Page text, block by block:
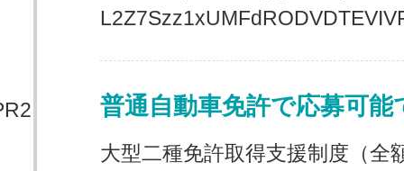
普通自動車免許で応募可能
大型二種免許取得支援制度（